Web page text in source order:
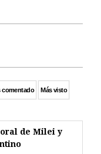
comentado Más visto
de Milei y